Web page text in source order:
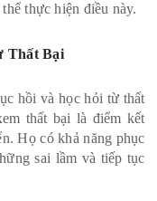
thực hiện điều này.
Thất Bại
hồi và học hỏi từ thất
thất bại là điểm kết
Họ có khả năng phục
sai lầm và tiếp tục